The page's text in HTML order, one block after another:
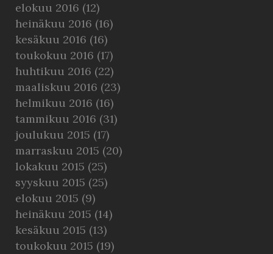
elokuu 2016 (12)
heinäkuu 2016 (16)
kesäkuu 2016 (16)
toukokuu 2016 (17)
huhtikuu 2016 (22)
maaliskuu 2016 (23)
helmikuu 2016 (16)
tammikuu 2016 (31)
joulukuu 2015 (17)
marraskuu 2015 (20)
lokakuu 2015 (25)
syyskuu 2015 (25)
elokuu 2015 (9)
heinäkuu 2015 (14)
kesäkuu 2015 (13)
toukokuu 2015 (19)